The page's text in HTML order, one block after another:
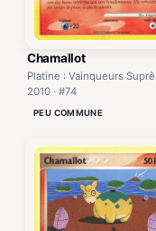
Chamallot
Platine : Vainqueurs
2010 · #74
PEU COMMUNE